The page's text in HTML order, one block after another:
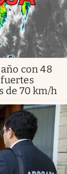
con 48
de 70 km/h